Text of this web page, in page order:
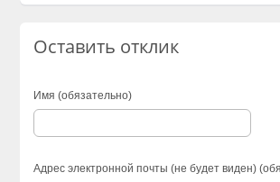
Оставить отклик
Имя (обязательно)
Адрес электронной почты (не будет виден)